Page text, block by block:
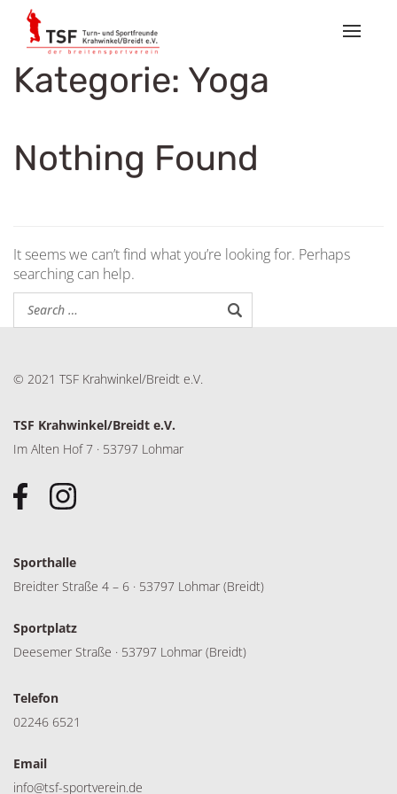
Toggle
Kategorie: Yoga
Nothing Found
It seems we can’t find what you’re looking for. Perhaps
searching can help.
© 2021 TSF Krahwinkel/Breidt e.V.
TSF Krahwinkel/Breidt e.V.
Im Alten Hof 7 · 53797 Lohmar
Sporthalle
Breidter Straße 4 – 6 · 53797 Lohmar (Breidt)
Sportplatz
Deesemer Straße · 53797 Lohmar (Breidt)
Telefon
02246 6521
Email
info@tsf-sportverein.de